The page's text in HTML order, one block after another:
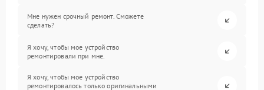
Мне нужен срочный ремонт. Сможете
сделать?
Я хочу, чтобы мое устройство
ремонтировали при мне.
Я хочу, чтобы мое устройство
ремонтировалось только оригинальными